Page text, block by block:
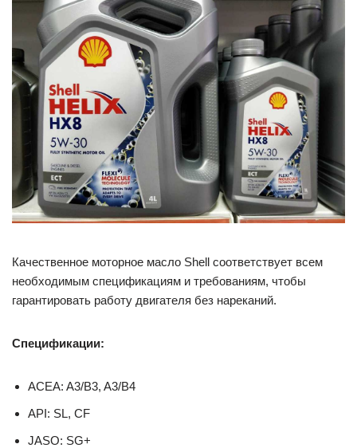
Качественное моторное масло Shell соответствует всем
необходимым спецификациям и требованиям, чтобы
гарантировать работу двигателя без нареканий.
Спецификации:
ACEA: A3/B3, A3/B4
API: SL, CF
JASO: SG+